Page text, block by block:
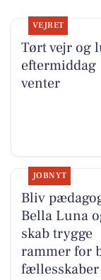
VEJRET
Tørt vejr og
eftermiddag
venter
JOBNYT
Bliv
Bella Luna
skab trygge
rammer for
fællesskaber